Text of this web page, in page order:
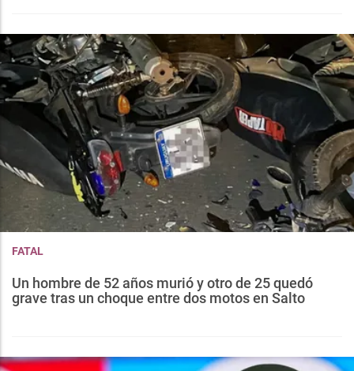
FATAL
Un hombre de 52 años murió y otro de 25 quedó
grave tras un choque entre dos motos en Salto